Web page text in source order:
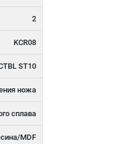
2
KCR08
ST10
ножа
сплава
MDF